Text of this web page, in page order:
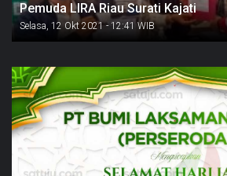
Pemuda LIRA Riau Surati Kajati
Selasa, 12 Okt 2021 - 12:41 WIB